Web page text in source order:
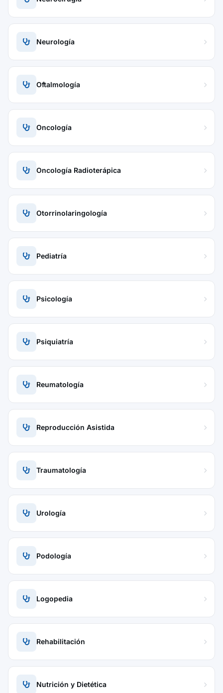
Neurología
Oftalmología
Oncología
Oncología Radioterápica
Otorrinolaringología
Pediatría
Psicología
Psiquiatría
Reumatología
Reproducción Asistida
Traumatología
Urología
Podología
Logopedia
Rehabilitación
Nutrición y Dietética